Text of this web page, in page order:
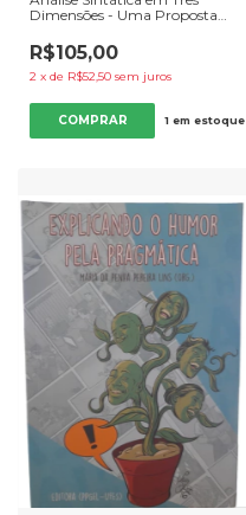
Dimensões - Uma Proposta
Expedito Ignácio (2003)
[usado]
R$105,00
2 x de R$52,50 sem juros
1em estoque